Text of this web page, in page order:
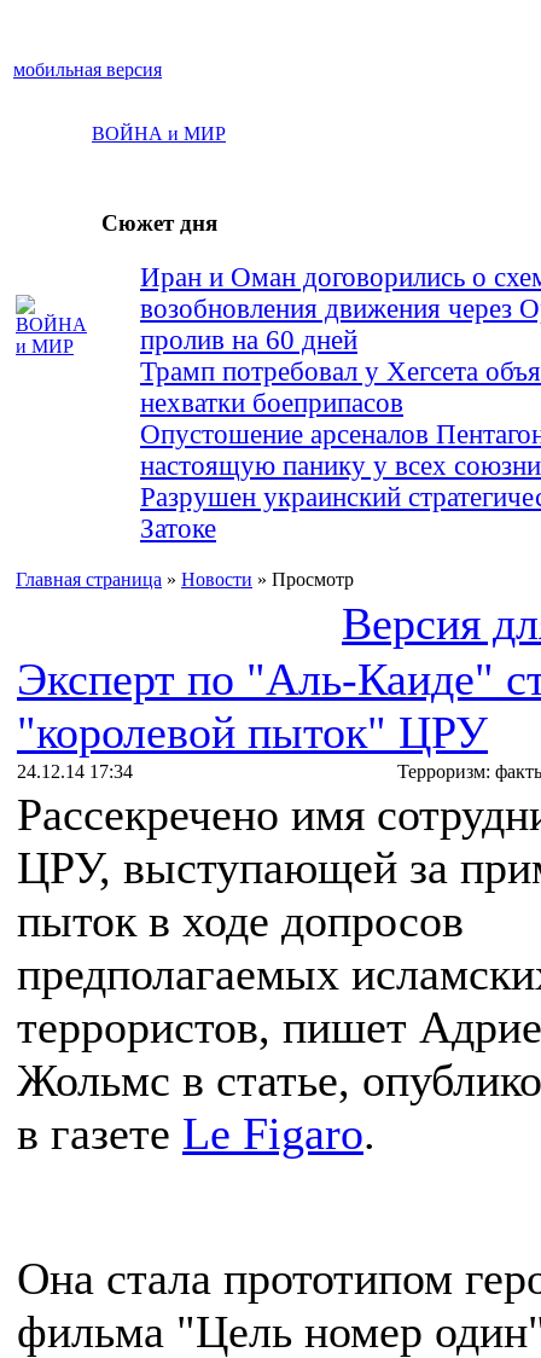
мобильная версия
ВОЙНА и МИР
Сюжет дня
Иран и Оман договорились о
возобновления движения через
пролив на 60 дней
Трамп потребовал у Хегсета
нехватки боеприпасов
Опустошение арсеналов
настоящую панику у всех
Разрушен украинский
Затоке
Главная страница » Новости » Просмотр
Версия
Эксперт по "Аль-Каиде"
"королевой пыток" ЦРУ
24.12.14 17:34 Терроризм:
Рассекречено имя
ЦРУ, выступающей за
пыток в ходе допросов
предполагаемых
террористов, пишет
Жольмс в статье,
в газете Le Figaro.
Она стала прототипом
фильма "Цель номер